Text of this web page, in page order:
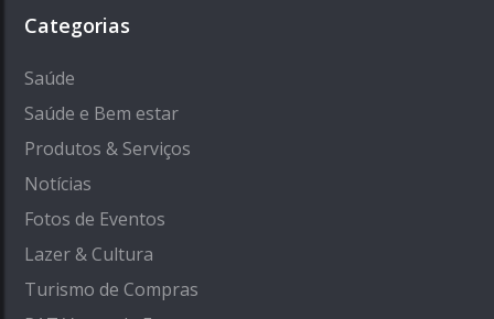
Categorias
Saúde
Saúde e Bem estar
Produtos & Serviços
Notícias
Fotos de Eventos
Lazer & Cultura
Turismo de Compras